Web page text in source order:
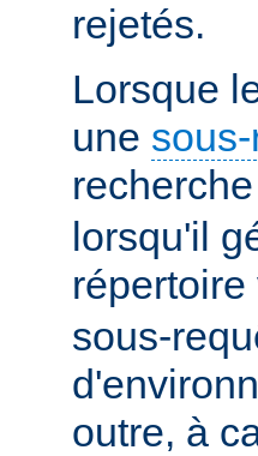
rejetés.
Lorsque
une
lorsqu'il
sous-
outre, à